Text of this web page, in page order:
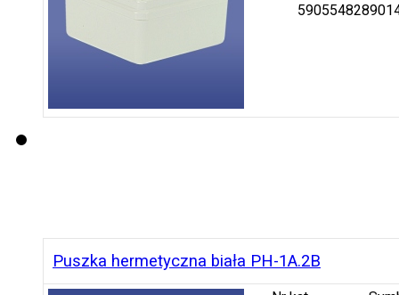
Puszka hermetyczna biała PH-1A.2B